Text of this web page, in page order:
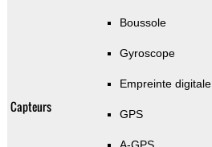
Capteurs
Boussole
Gyroscope
Empreinte digitale
GPS